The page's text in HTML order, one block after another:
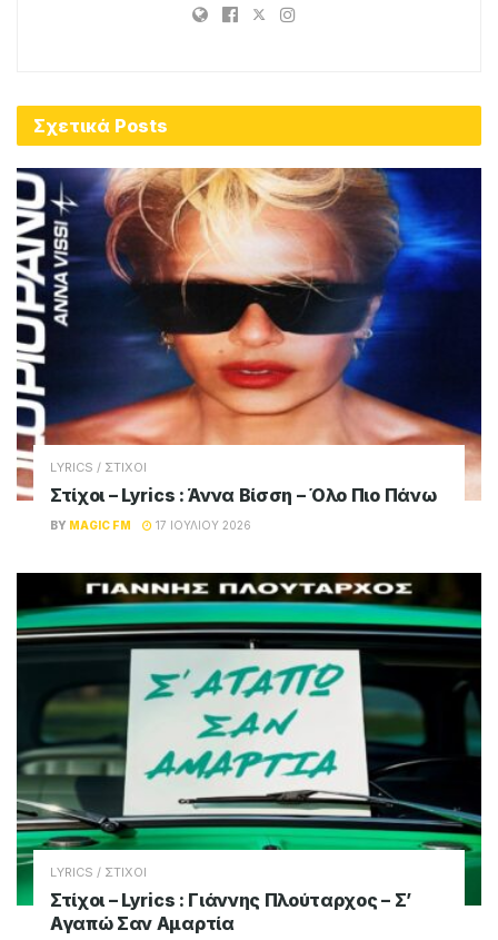
Σχετικά Posts
LYRICS / ΣΤΙΧΟΙ
Στίχοι – Lyrics : Άννα Βίσση – Όλο Πιο Πάνω
BY MAGIC FM 17 ΙΟΥΛΊΟΥ 2026
LYRICS / ΣΤΙΧΟΙ
Στίχοι – Lyrics : Γιάννης Πλούταρχος – Σ’
Αγαπώ Σαν Αμαρτία